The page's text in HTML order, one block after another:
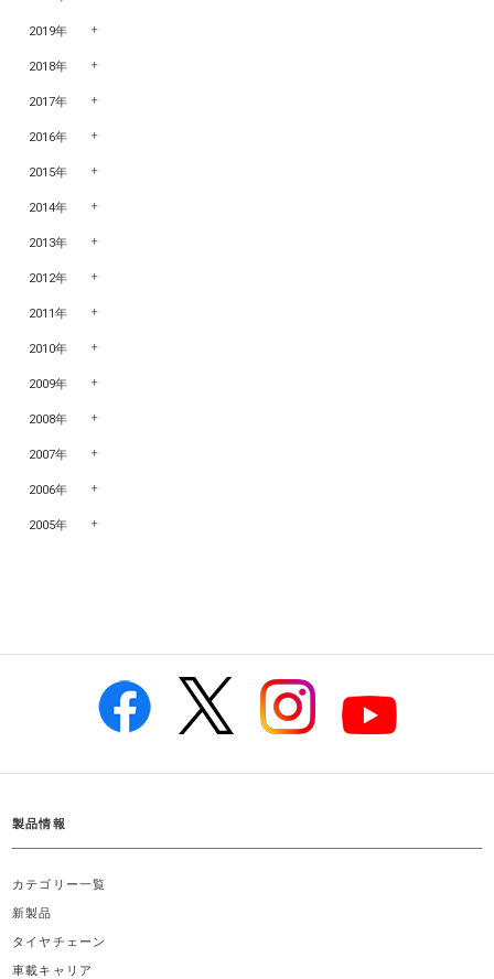
2019年
2018年
2017年
2016年
2015年
2014年
2013年
2012年
2011年
2010年
2009年
2008年
2007年
2006年
2005年
製品情報
カテゴリー一覧
新製品
タイヤチェーン
車載キャリア